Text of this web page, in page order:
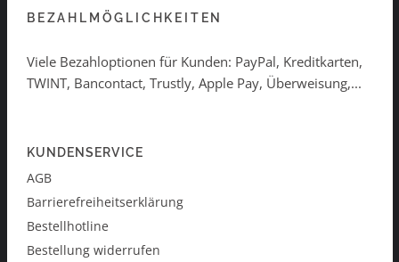
BEZAHLMÖGLICHKEITEN
Viele Bezahloptionen für Kunden: PayPal, Kreditkarten,
TWINT, Bancontact, Trustly, Apple Pay, Überweisung,...
KUNDENSERVICE
AGB
Barrierefreiheitserklärung
Bestellhotline
Bestellung widerrufen